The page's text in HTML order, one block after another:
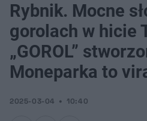
przez Moneparka to viral
Rybnik. Mocne
gorolach w hicie
„GOROL”
Moneparka to
2025-03-04 10:40